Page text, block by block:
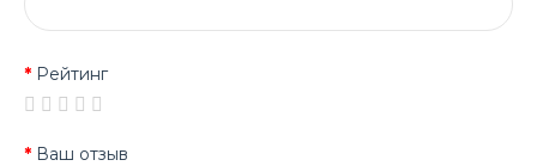
Рейтинг
Ваш отзыв